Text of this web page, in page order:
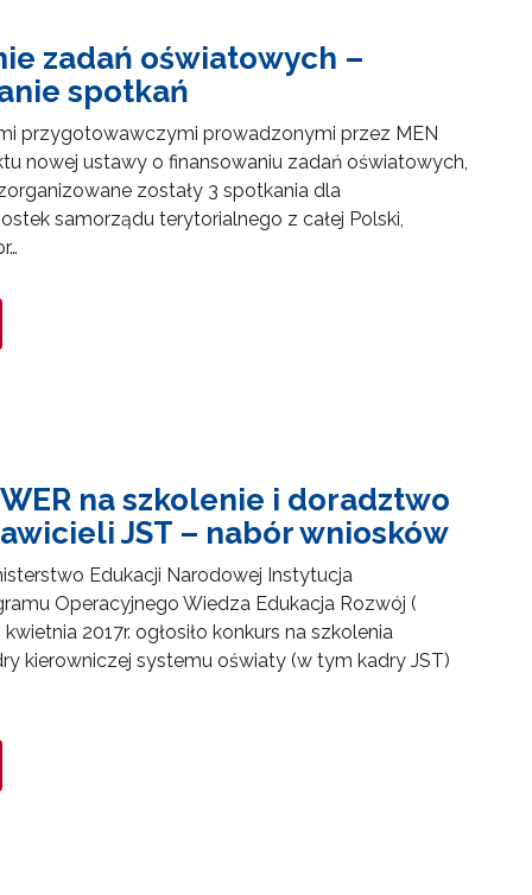
zadań oświatowych –
spotkań
przygotowawczymi prowadzonymi przez MEN
nowej ustawy o finansowaniu zadań oświatowych,
zostały 3 spotkania dla
samorządu terytorialnego z całej Polski,
na szkolenie i doradztwo
JST – nabór wniosków
Edukacji Narodowej Instytucja
Operacyjnego Wiedza Edukacja Rozwój (
2017r. ogłosiło konkurs na szkolenia
kierowniczej systemu oświaty (w tym kadry JST)